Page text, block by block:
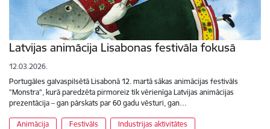
Latvijas animācija Lisabonas festivāla fokusā
12.03.2026.
Portugāles galvaspilsētā Lisabonā 12. martā sākas animācijas festivāls
"Monstra", kurā paredzēta pirmoreiz tik vērienīga Latvijas animācijas
prezentācija – gan pārskats par 60 gadu vēsturi, gan…
Animācija Festivāls Industrijas aktivitātes